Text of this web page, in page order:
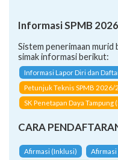
Informasi SPMB
Sistem penerimaan murid
simak informasi berikut:
Informasi Lapor Diri dan
Petunjuk Teknis SPMB 2026/
SK Penetapan Daya Tampung
CARA
Afirmasi (Inklusi)
Afirmasi